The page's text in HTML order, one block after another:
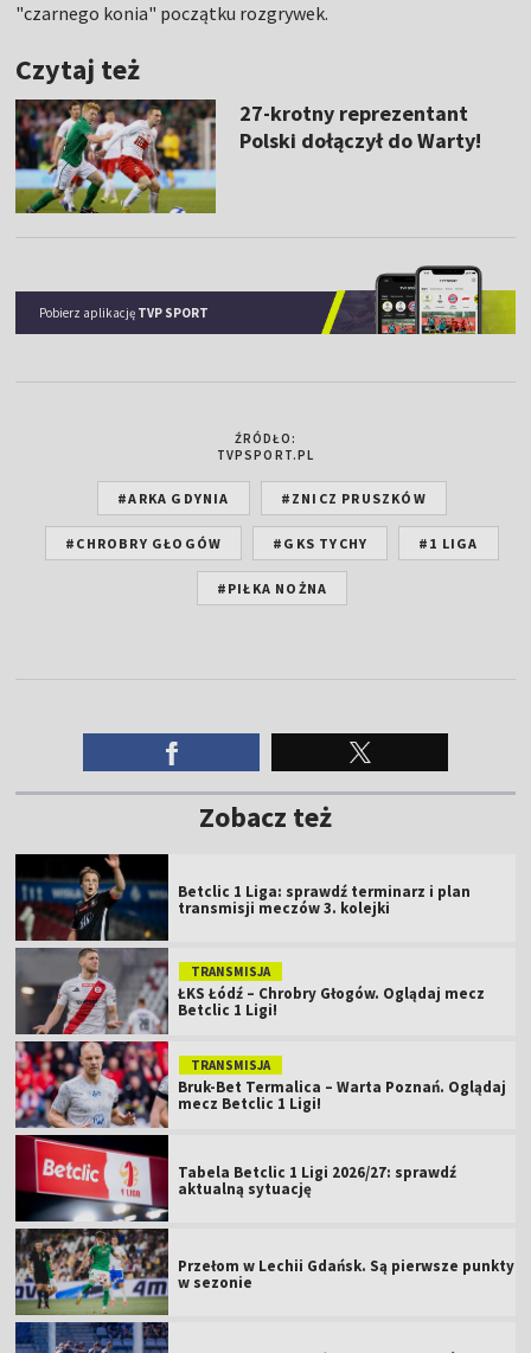
"czarnego konia" początku rozgrywek.
Czytaj też
27-krotny reprezentant
Polski dołączył do Warty!
Pobierz aplikację TVP SPORT
ŹRÓDŁO:
TVPSPORT.PL
#ARKA GDYNIA #ZNICZ PRUSZKÓW
#CHROBRY GŁOGÓW #GKS TYCHY #1 LIGA
#PIŁKA NOŻNA
Zobacz też
Betclic 1 Liga: sprawdź terminarz i plan
transmisji meczów 3. kolejki
TRANSMISJA
ŁKS Łódź – Chrobry Głogów. Oglądaj mecz
Betclic 1 Ligi!
TRANSMISJA
Bruk-Bet Termalica – Warta Poznań. Oglądaj
mecz Betclic 1 Ligi!
Tabela Betclic 1 Ligi 2026/27: sprawdź
aktualną sytuację
Przełom w Lechii Gdańsk. Są pierwsze punkty
w sezonie